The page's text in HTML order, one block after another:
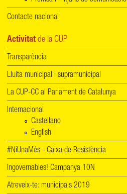
Contacte nacional
Activitat de la CUP
Transparència
Lluita municipal i supramunicipal
La CUP-CC al Parlament de Catalunya
Internacional
Castellano
English
#NiUnaMés - Caixa de Resistència
Ingovernables! Campanya 10N
Atreveix-te: municipals 2019